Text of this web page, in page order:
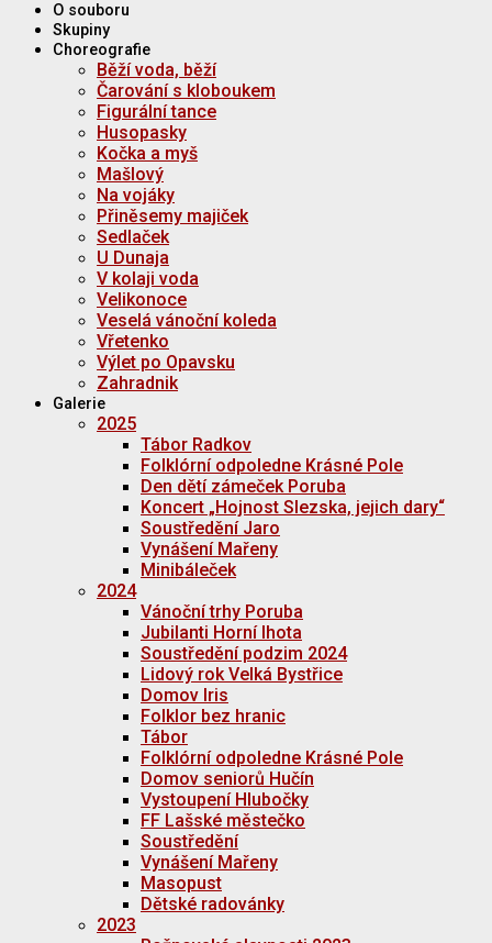
O souboru
Skupiny
Choreografie
Běží voda, běží
Čarování s kloboukem
Figurální tance
Husopasky
Kočka a myš
Mašlový
Na vojáky
Přiněsemy majiček
Sedlaček
U Dunaja
V kolaji voda
Velikonoce
Veselá vánoční koleda
Vřetenko
Výlet po Opavsku
Zahradnik
Galerie
2025
Tábor Radkov
Folklórní odpoledne Krásné Pole
Den dětí zámeček Poruba
Koncert „Hojnost Slezska, jejich dary“
Soustředění Jaro
Vynášení Mařeny
Minibáleček
2024
Vánoční trhy Poruba
Jubilanti Horní lhota
Soustředění podzim 2024
Lidový rok Velká Bystřice
Domov Iris
Folklor bez hranic
Tábor
Folklórní odpoledne Krásné Pole
Domov seniorů Hučín
Vystoupení Hlubočky
FF Lašské městečko
Soustředění
Vynášení Mařeny
Masopust
Dětské radovánky
2023